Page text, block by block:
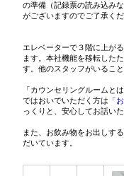
の準備（記録票の読み込み
がございますのでご了承
エレベーターで３階に上が
ます。本社機能を移転した
す。他のスタッフがいるこ
「カウンセリングルームと
ではおいでいただく方は 「
っくりと、安心してお話い
また、お飲み物をお出しす
だいています。